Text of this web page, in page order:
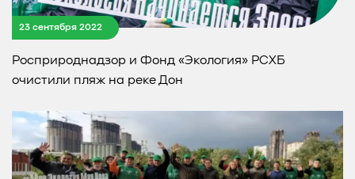
23 сентября 2022
Росприроднадзор и Фонд «Экология» РСХБ
очистили пляж на реке Дон